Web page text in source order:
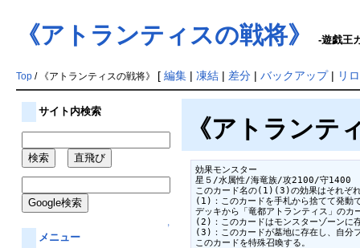
《アトランティスの戦将》 -遊戯王
Top/ 《アトランティスの戦将》 [ 編集| 凍結| 差分| バックアップ| リ
サイト内検索
↑
メニュー
《アトランテ
効果モンスター
星５/水属性/海竜族/攻2100/守1400
このカード名の(1)(3)の効果はそれぞ
(1)：このカードを手札から捨てて発動
デッキから「竜都アトランティス」のカ
(2)：このカードはモンスターゾーンに
(3)：このカードが墓地に存在し、自分
このカードを特殊召喚する。